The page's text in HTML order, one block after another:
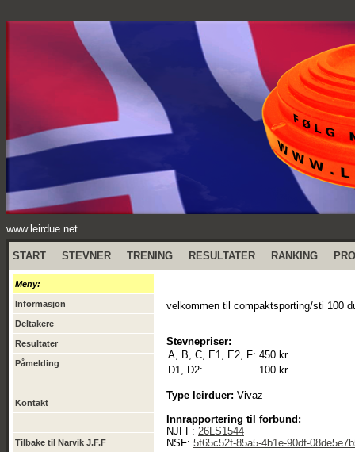
www.leirdue.net
START STEVNER TRENING RESULTATER RANKING
Meny:
Informasjon
Deltakere
Resultater
Påmelding
Kontakt
Tilbake til Narvik J.F.F
velkommen til compaktsporting/sti 100
Stevnepriser:
A, B, C, E1, E2, F: 450 kr
D1, D2:
100 kr
Type leirduer: Vivaz
Innrapportering til forbund:
NJFF: 26LS1544
NSF: 5f65c52f-85a5-4b1e-90df-